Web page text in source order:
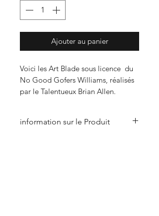
Ajouter au panier
Voici les Art Blade sous licence du
No Good Gofers Williams, réalisés
par le Talentueux Brian Allen.
information sur le Produit